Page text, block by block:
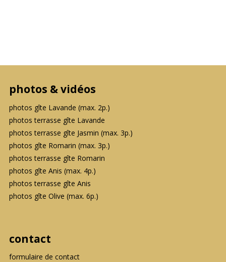
photos & vidéos
photos gîte Lavande (max. 2p.)
photos terrasse gîte Lavande
photos terrasse gîte Jasmin (max. 3p.)
photos gîte Romarin (max. 3p.)
photos terrasse gîte Romarin
photos gîte Anis (max. 4p.)
photos terrasse gîte Anis
photos gîte Olive (max. 6p.)
contact
formulaire de contact